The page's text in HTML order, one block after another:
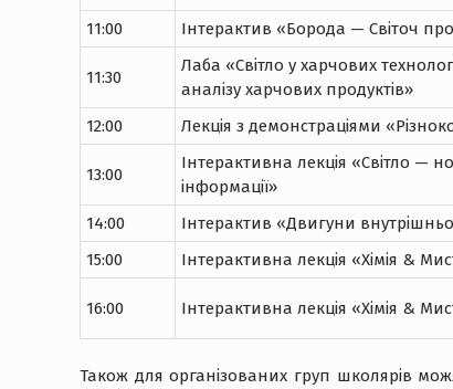
11:00 Інтерактив «Борода — Світоч
11:30
Лаба «Світло у харчових
аналізу харчових продуктів»
12:00 Лекція з демонстраціями
13:00
Інтерактивна лекція «Світло —
інформації»
14:00
Інтерактив «Двигуни
15:00
Інтерактивна лекція «Хімія &
16:00 Інтерактивна лекція «Хімія &
Також для організованих груп школярів